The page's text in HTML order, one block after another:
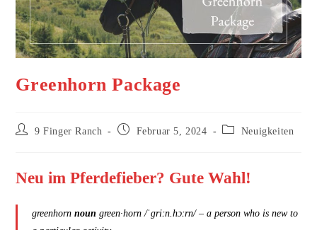
Greenhorn Package
Beitrags-
9 Finger Ranch
BeitragFebruar 5, 2024
Beitrags-Neuigkeiten
Neu im Pferdefieber? Gute Wahl!
greenhornnoun green·​horn /ˈɡriːn.hɔːrn/ – a person who is new to